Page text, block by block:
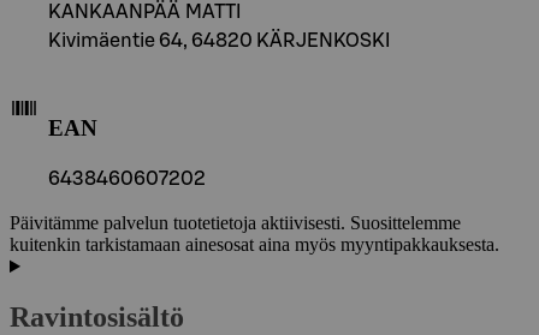
KANKAANPÄÄ MATTI
Kivimäentie 64, 64820 KÄRJENKOSKI
EAN
6438460607202
Päivitämme palvelun tuotetietoja aktiivisesti. Suosittelemme
kuitenkin tarkistamaan ainesosat aina myös myyntipakkauksesta.
Ravintosisältö